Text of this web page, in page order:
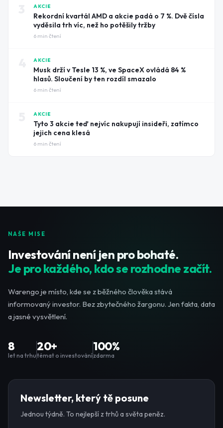
AKCIE
Rekordní kvartál AMD a akcie padá o 7 %. Dvě čísla
vyděsila trh víc, než ho potěšily tržby
6 min čtení
AKCIE
Musk drží v Tesle 13 %, ve SpaceX ovládá 84 %
hlasů. Sloučení by ten rozdíl smazalo
6 min čtení
AKCIE
Tyto 3 akcie teď nejvíc nakupují insideři, zatímco
jejich cena klesá
6 min čtení
NAŠE MISE
Investování není jen pro bohaté.
Je pro každého, kdo se rozhodne začít.
Warengo je místo, kde se z běžného člověka stává
informovaný investor. Bez zbytečného žargonu. Jen fakta, data
a jasné vysvětlení.
8
let na trhu
20+
témat o investování
100%
zdarma
Newsletter, který tě posune
Jednou týdně. To nejlepší z trhů a světa peněz.